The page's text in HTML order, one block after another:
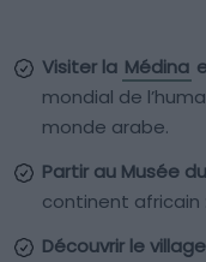
Visiter la Médina
mondial de
monde arabe.
Partir au Musée
continent africain
Découvrir le